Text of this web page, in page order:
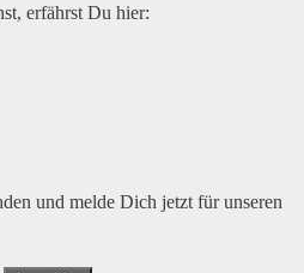
erfährst Du hier:
und melde Dich jetzt für unseren